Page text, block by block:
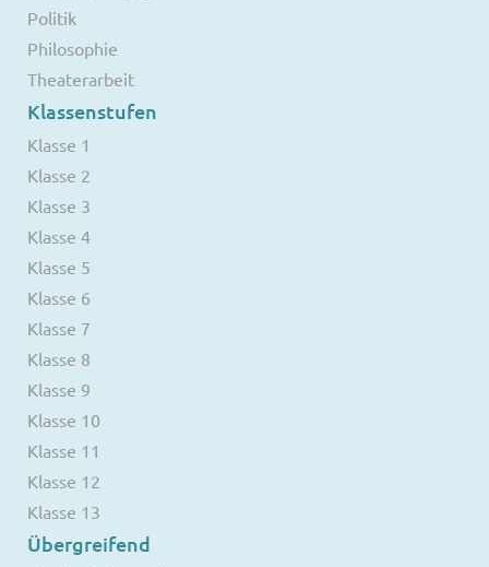
Politik
Philosophie
Theaterarbeit
Klassenstufen
Klasse 1
Klasse 2
Klasse 3
Klasse 4
Klasse 5
Klasse 6
Klasse 7
Klasse 8
Klasse 9
Klasse 10
Klasse 11
Klasse 12
Klasse 13
Übergreifend